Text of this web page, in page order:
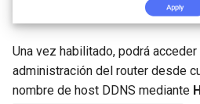
Una vez habilitado, podrá
administración del router desde
nombre de host DDNS mediante